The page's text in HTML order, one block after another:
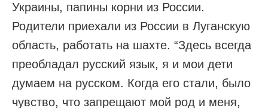
Украины, папины корни из России.
Родители приехали из России в Луганскую
область, работать на шахте. “Здесь всегда
преобладал русский язык, я и мои дети
думаем на русском. Когда его стали, было
чувство, что запрещают мой род и меня,